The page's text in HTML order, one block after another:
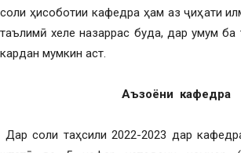
соли ҳисоботии кафедра ҳам аз ҷиҳати
таълимӣ хеле назаррас буда, дар умум ба
кардан мумкин аст.
Аъзоёни кафедра
Дар соли таҳсили 2022-2023 дар